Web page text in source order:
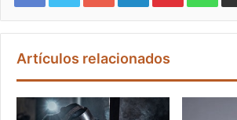
Artículos relacionados